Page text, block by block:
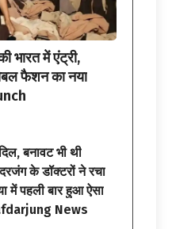
भारत में एंट्री,
फैशन का नया
बनावट भी थी
के डॉक्टरों ने रचा
में पहली बार हुआ ऐसा
News